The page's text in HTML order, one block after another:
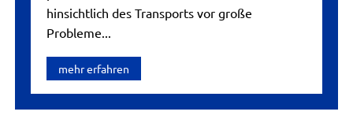
hinsichtlich des Transports vor große
Probleme...
mehr erfahren